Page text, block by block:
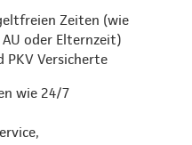
Zeiten (wie
oder Elternzeit)
Versicherte
wie 24/7